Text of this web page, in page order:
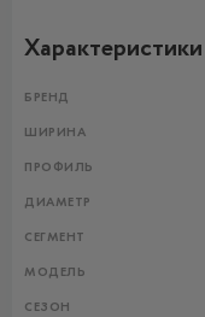
Характеристики
БРЕНД
ШИРИНА
ПРОФИЛЬ
ДИАМЕТР
СЕГМЕНТ
МОДЕЛЬ
СЕЗОН